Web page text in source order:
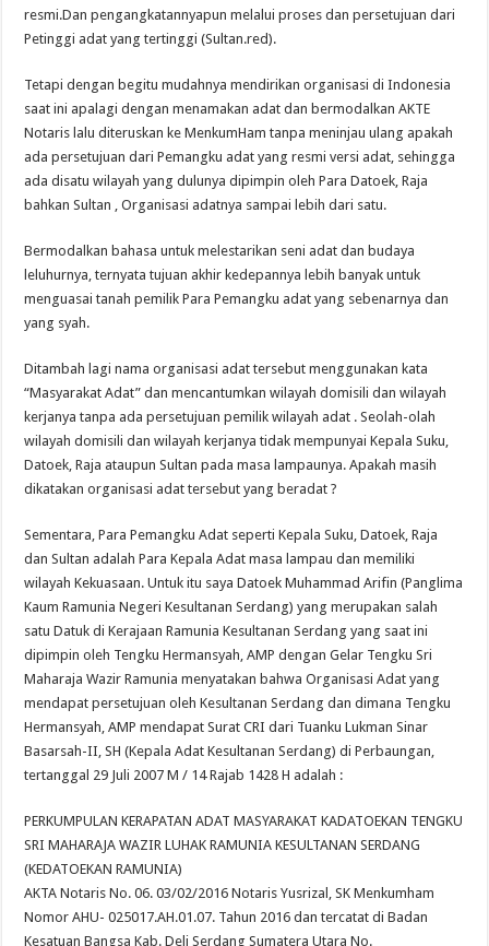
resmi.Dan pengangkatannyapun melalui proses dan persetujuan dari
Petinggi adat yang tertinggi (Sultan.red).
Tetapi dengan begitu mudahnya mendirikan organisasi di Indonesia
saat ini apalagi dengan menamakan adat dan bermodalkan AKTE
Notaris lalu diteruskan ke MenkumHam tanpa meninjau ulang apakah
ada persetujuan dari Pemangku adat yang resmi versi adat, sehingga
ada disatu wilayah yang dulunya dipimpin oleh Para Datoek, Raja
bahkan Sultan , Organisasi adatnya sampai lebih dari satu.
Bermodalkan bahasa untuk melestarikan seni adat dan budaya
leluhurnya, ternyata tujuan akhir kedepannya lebih banyak untuk
menguasai tanah pemilik Para Pemangku adat yang sebenarnya dan
yang syah.
Ditambah lagi nama organisasi adat tersebut menggunakan kata
“Masyarakat Adat” dan mencantumkan wilayah domisili dan wilayah
kerjanya tanpa ada persetujuan pemilik wilayah adat . Seolah-olah
wilayah domisili dan wilayah kerjanya tidak mempunyai Kepala Suku,
Datoek, Raja ataupun Sultan pada masa lampaunya. Apakah masih
dikatakan organisasi adat tersebut yang beradat ?
Sementara, Para Pemangku Adat seperti Kepala Suku, Datoek, Raja
dan Sultan adalah Para Kepala Adat masa lampau dan memiliki
wilayah Kekuasaan. Untuk itu saya Datoek Muhammad Arifin (Panglima
Kaum Ramunia Negeri Kesultanan Serdang) yang merupakan salah
satu Datuk di Kerajaan Ramunia Kesultanan Serdang yang saat ini
dipimpin oleh Tengku Hermansyah, AMP dengan Gelar Tengku Sri
Maharaja Wazir Ramunia menyatakan bahwa Organisasi Adat yang
mendapat persetujuan oleh Kesultanan Serdang dan dimana Tengku
Hermansyah, AMP mendapat Surat CRI dari Tuanku Lukman Sinar
Basarsah-II, SH (Kepala Adat Kesultanan Serdang) di Perbaungan,
tertanggal 29 Juli 2007 M / 14 Rajab 1428 H adalah :
PERKUMPULAN KERAPATAN ADAT MASYARAKAT KADATOEKAN TENGKU
SRI MAHARAJA WAZIR LUHAK RAMUNIA KESULTANAN SERDANG
(KEDATOEKAN RAMUNIA)
AKTA Notaris No. 06. 03/02/2016 Notaris Yusrizal, SK Menkumham
Nomor AHU- 025017.AH.01.07. Tahun 2016 dan tercatat di Badan
Kesatuan Bangsa Kab. Deli Serdang Sumatera Utara No.